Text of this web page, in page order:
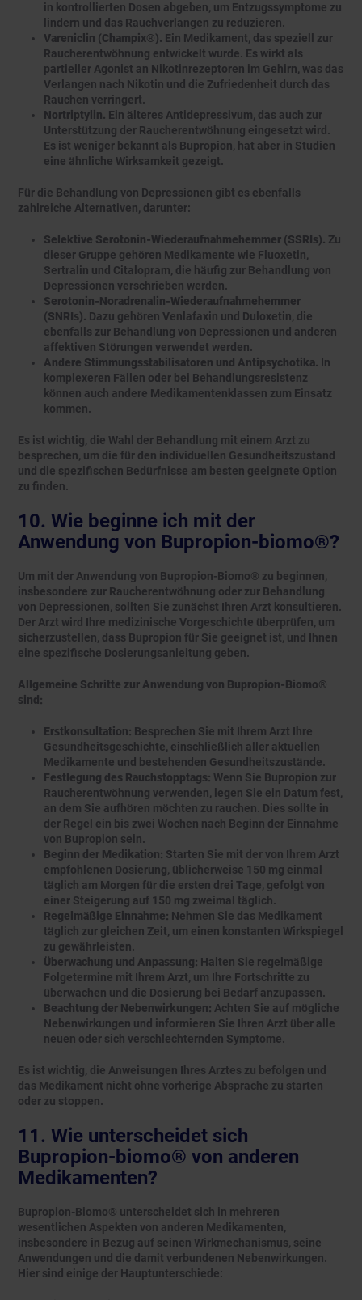
in kontrollierten Dosen abgeben, um Entzugssymptome zu
lindern und das Rauchverlangen zu reduzieren.
Vareniclin (Champix®). Ein Medikament, das speziell zur
Raucherentwöhnung entwickelt wurde. Es wirkt als
partieller Agonist an Nikotinrezeptoren im Gehirn, was das
Verlangen nach Nikotin und die Zufriedenheit durch das
Rauchen verringert.
Nortriptylin. Ein älteres Antidepressivum, das auch zur
Unterstützung der Raucherentwöhnung eingesetzt wird.
Es ist weniger bekannt als Bupropion, hat aber in Studien
eine ähnliche Wirksamkeit gezeigt.
Für die Behandlung von Depressionen gibt es ebenfalls
zahlreiche Alternativen, darunter:
Selektive Serotonin-Wiederaufnahmehemmer (SSRIs). Zu
dieser Gruppe gehören Medikamente wie Fluoxetin,
Sertralin und Citalopram, die häufig zur Behandlung von
Depressionen verschrieben werden.
Serotonin-Noradrenalin-Wiederaufnahmehemmer
(SNRIs). Dazu gehören Venlafaxin und Duloxetin, die
ebenfalls zur Behandlung von Depressionen und anderen
affektiven Störungen verwendet werden.
Andere Stimmungsstabilisatoren und Antipsychotika. In
komplexeren Fällen oder bei Behandlungsresistenz
können auch andere Medikamentenklassen zum Einsatz
kommen.
Es ist wichtig, die Wahl der Behandlung mit einem Arzt zu
besprechen, um die für den individuellen Gesundheitszustand
und die spezifischen Bedürfnisse am besten geeignete Option
zu finden.
10. Wie beginne ich mit der
Anwendung von Bupropion-biomo®?
Um mit der Anwendung von Bupropion-Biomo® zu beginnen,
insbesondere zur Raucherentwöhnung oder zur Behandlung
von Depressionen, sollten Sie zunächst Ihren Arzt konsultieren.
Der Arzt wird Ihre medizinische Vorgeschichte überprüfen, um
sicherzustellen, dass Bupropion für Sie geeignet ist, und Ihnen
eine spezifische Dosierungsanleitung geben.
Allgemeine Schritte zur Anwendung von Bupropion-Biomo®
sind:
Erstkonsultation: Besprechen Sie mit Ihrem Arzt Ihre
Gesundheitsgeschichte, einschließlich aller aktuellen
Medikamente und bestehenden Gesundheitszustände.
Festlegung des Rauchstopptags: Wenn Sie Bupropion zur
Raucherentwöhnung verwenden, legen Sie ein Datum fest,
an dem Sie aufhören möchten zu rauchen. Dies sollte in
der Regel ein bis zwei Wochen nach Beginn der Einnahme
von Bupropion sein.
Beginn der Medikation: Starten Sie mit der von Ihrem Arzt
empfohlenen Dosierung, üblicherweise 150 mg einmal
täglich am Morgen für die ersten drei Tage, gefolgt von
einer Steigerung auf 150 mg zweimal täglich.
Regelmäßige Einnahme: Nehmen Sie das Medikament
täglich zur gleichen Zeit, um einen konstanten Wirkspiegel
zu gewährleisten.
Überwachung und Anpassung: Halten Sie regelmäßige
Folgetermine mit Ihrem Arzt, um Ihre Fortschritte zu
überwachen und die Dosierung bei Bedarf anzupassen.
Beachtung der Nebenwirkungen: Achten Sie auf mögliche
Nebenwirkungen und informieren Sie Ihren Arzt über alle
neuen oder sich verschlechternden Symptome.
Es ist wichtig, die Anweisungen Ihres Arztes zu befolgen und
das Medikament nicht ohne vorherige Absprache zu starten
oder zu stoppen.
11. Wie unterscheidet sich
Bupropion-biomo® von anderen
Medikamenten?
Bupropion-Biomo® unterscheidet sich in mehreren
wesentlichen Aspekten von anderen Medikamenten,
insbesondere in Bezug auf seinen Wirkmechanismus, seine
Anwendungen und die damit verbundenen Nebenwirkungen.
Hier sind einige der Hauptunterschiede: